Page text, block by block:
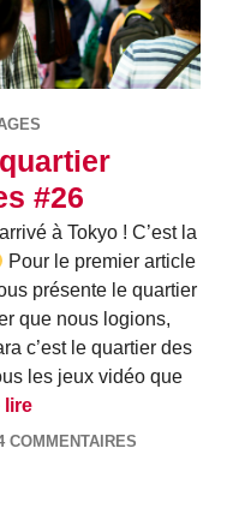
#26
à Tokyo ! C’est la
Pour le premier article
présente le quartier
que nous logions,
c’est le quartier des
les jeux vidéo que
lireLe Japon, Tokyo, le
COMMENTAIRES